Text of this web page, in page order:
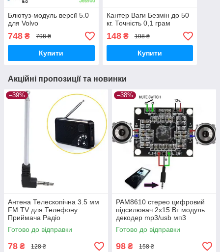
Блютуз-модуль версії 5.0
для Volvo
748 ₴ 798 ₴
Купити
Кантер Ваги Безмін до 50
кг. Точність 0,1 грам
148₴ 198 ₴
Купити
Акційні пропозиції та новинки
–39%
Антена Телескопічна 3.5 мм
FM TV для Телефону
Приймача Радіо
Готово до відправки
78 ₴ 128 ₴
–38%
PAM8610 стерео цифровий
підсилювач 2x15 Вт модуль
декодер mp3/usb мп3
Готово до відправки
98 ₴ 158 ₴